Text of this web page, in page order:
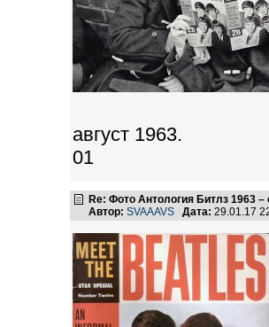
август 1963.
01
Re: Фото Антология Битлз 1963 –
Автор: SVAAAVS Дата: 29.01.17